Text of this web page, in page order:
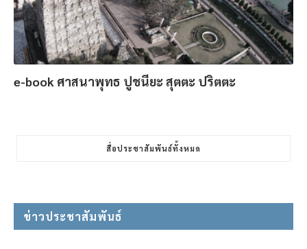
e-book ศาสนาพุทธ ปูชนียะ สุตตะ ปริตตะ
สื่อประชาสัมพันธ์ทั้งหมด
ข่าวประชาสัมพันธ์